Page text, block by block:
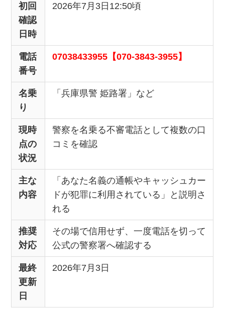
初回
確認
日時
2026年7月3日12:50頃
電話
番号
07038433955【070-3843-3955】
名乗
り
「兵庫県警 姫路署」など
現時
点の
状況
警察を名乗る不審電話として複数の口
コミを確認
主な
内容
「あなた名義の通帳やキャッシュカー
ドが犯罪に利用されている」と説明さ
れる
推奨
対応
その場で信用せず、一度電話を切って
公式の警察署へ確認する
最終
更新
日
2026年7月3日